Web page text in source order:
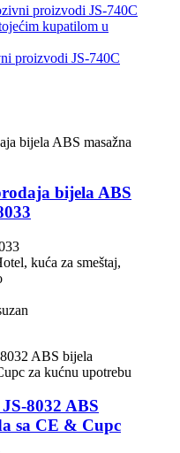
proizvodi JS-740C
bijela ABS
kuća za smeštaj,
8032 ABS
sa CE & Cupc